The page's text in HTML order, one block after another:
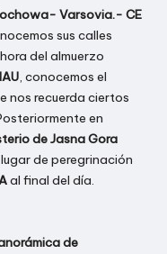
Varsovia.- CE
sus calles
del almuerzo
, conocemos el
nos recuerda ciertos
en
de Jasna Gora
de peregrinación
al final del día.
de